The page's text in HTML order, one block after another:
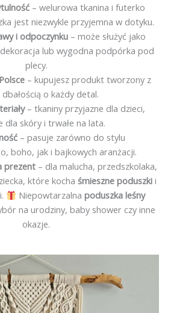
– welurowa tkanina i futerko
jest niezwykle przyjemna w dotyku.
i odpoczynku – może służyć jako
lub wygodna podpórka pod
plecy.
– kupujesz produkt tworzony z
o każdy detal.
– tkaniny przyjazne dla dzieci,
dla skóry i trwałe na lata.
– pasuje zarówno do stylu
boho, jak i bajkowych aranżacji.
prezent – dla malucha, przedszkolaka,
które kocha śmieszne poduszkii
Niepowtarzalna poduszka leśny
na urodziny, baby shower czy inne
okazje.